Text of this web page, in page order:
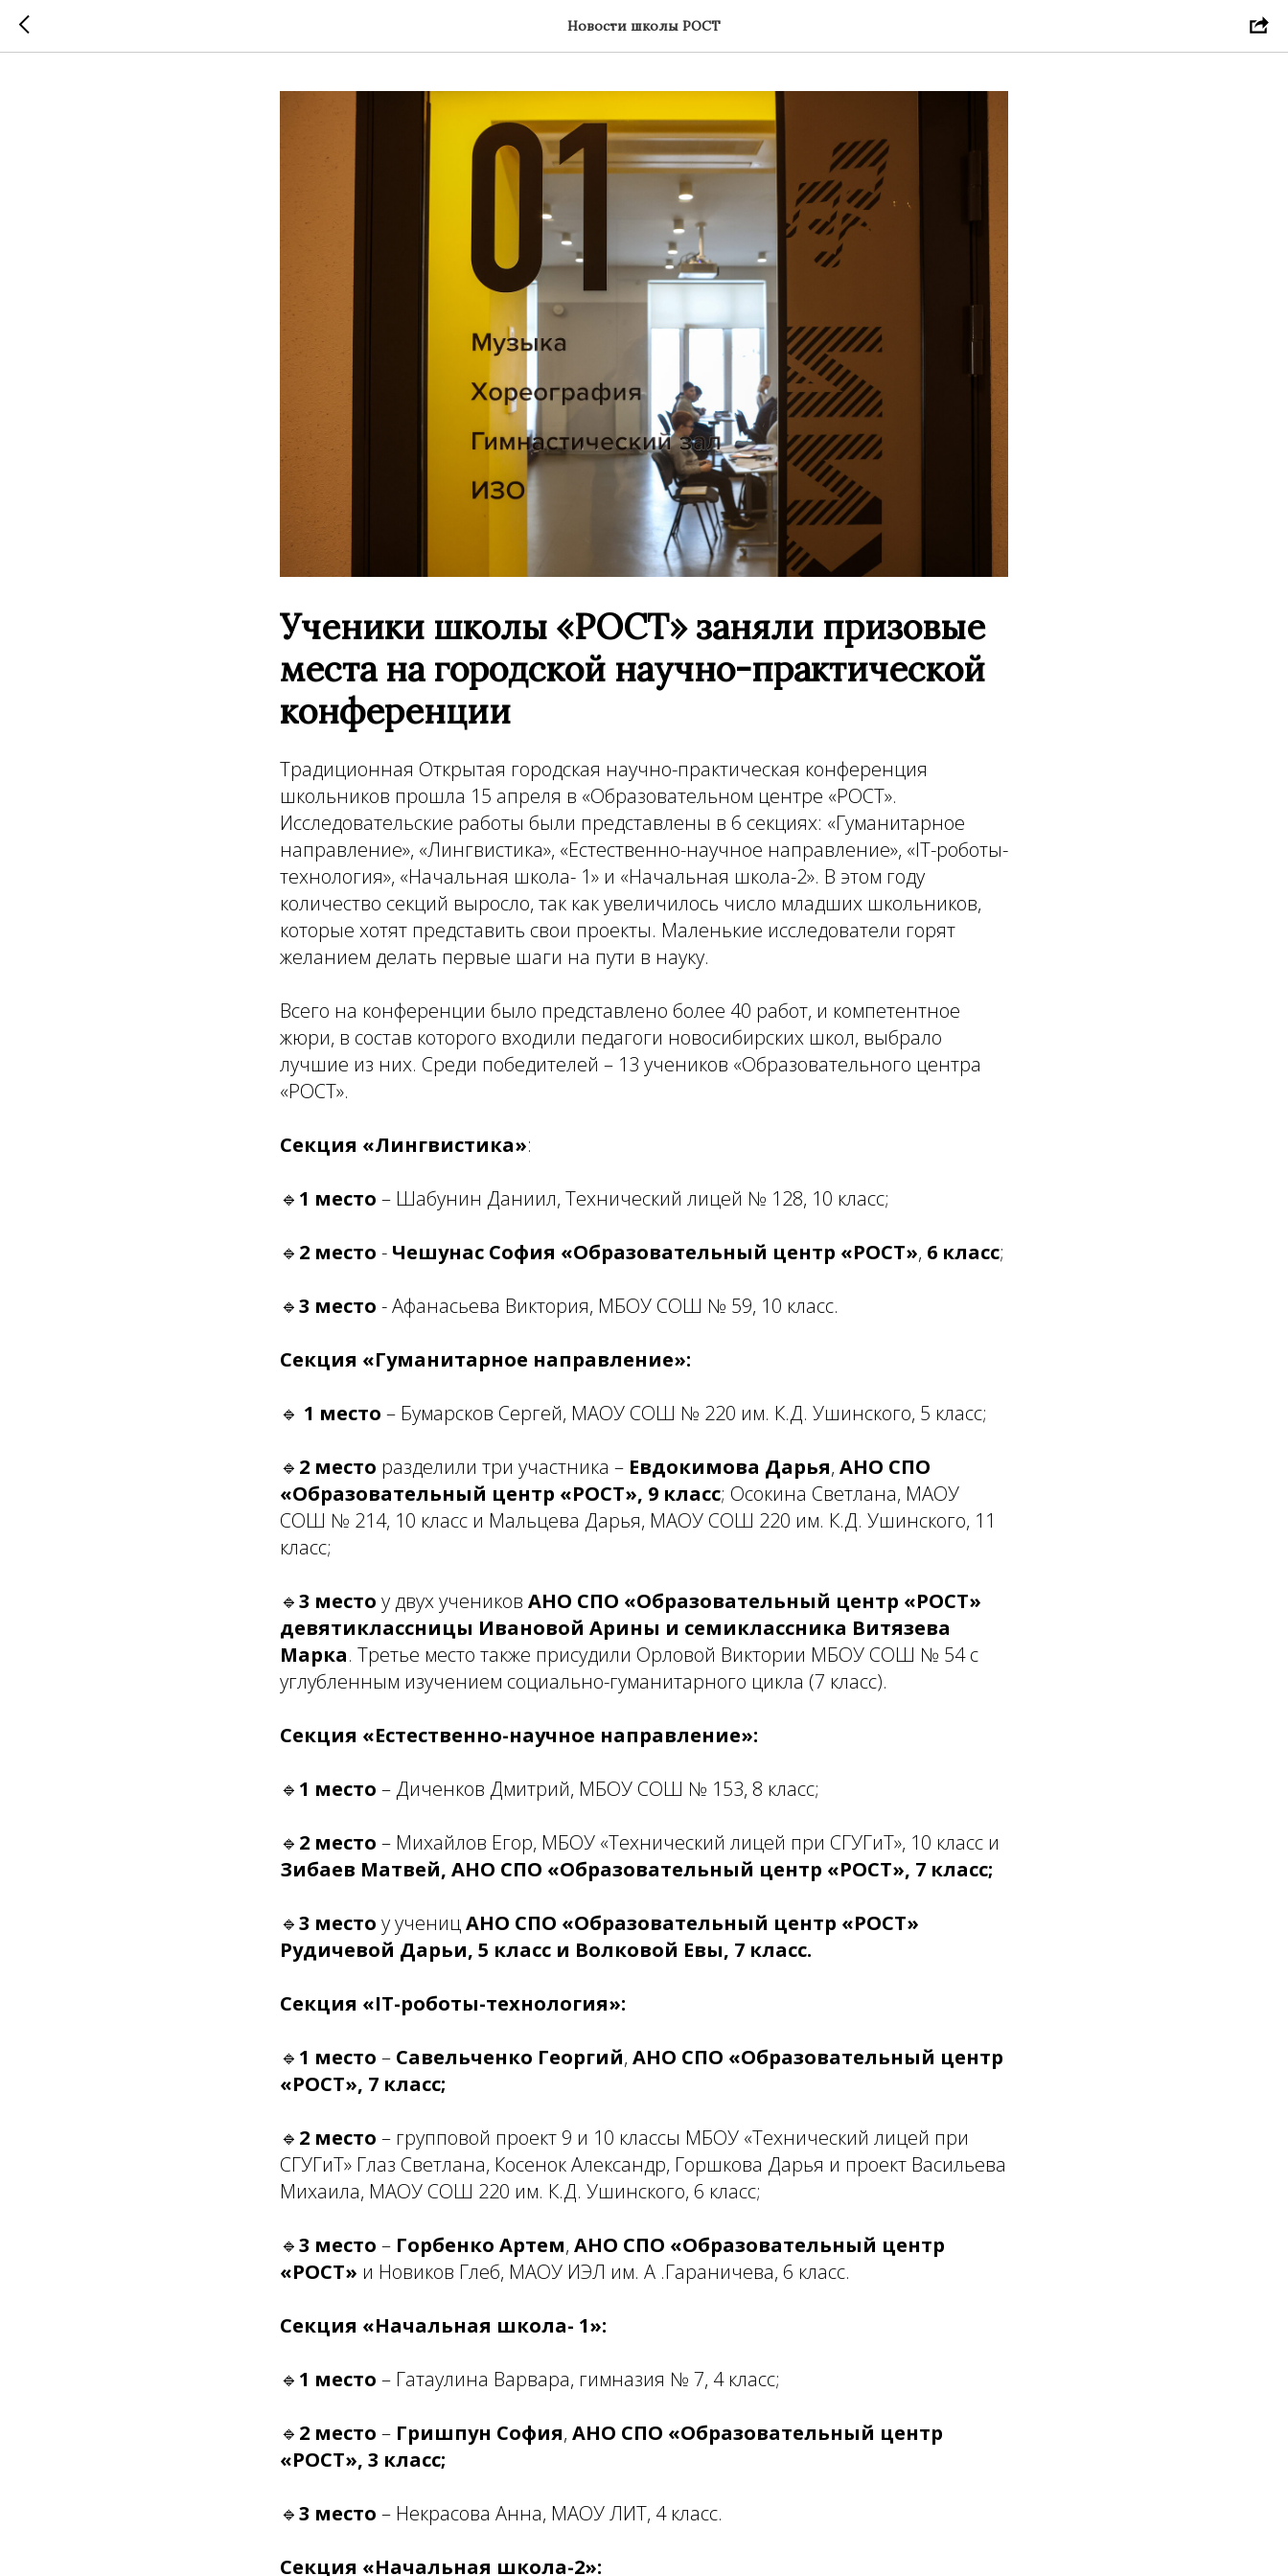
Новости школы РОСТ
Ученики школы «РОСТ» заняли призовые
места на городской научно-практической
конференции
Традиционная Открытая городская научно-практическая конференция
школьников прошла 15 апреля в «Образовательном центре «РОСТ».
Исследовательские работы были представлены в 6 секциях: «Гуманитарное
направление», «Лингвистика», «Естественно-научное направление», «IT-роботы-
технология», «Начальная школа- 1» и «Начальная школа-2». В этом году
количество секций выросло, так как увеличилось число младших школьников,
которые хотят представить свои проекты. Маленькие исследователи горят
желанием делать первые шаги на пути в науку.
Всего на конференции было представлено более 40 работ, и компетентное
жюри, в состав которого входили педагоги новосибирских школ, выбрало
лучшие из них. Среди победителей – 13 учеников «Образовательного центра
«РОСТ».
Секция «Лингвистика»:
🔹 1 место – Шабунин Даниил, Технический лицей № 128, 10 класс;
🔹 2 место - Чешунас София «Образовательный центр «РОСТ», 6 класс;
🔹3 место - Афанасьева Виктория, МБОУ СОШ № 59, 10 класс.
Секция «Гуманитарное направление»:
🔹 1 место – Бумарсков Сергей, МАОУ СОШ № 220 им. К.Д. Ушинского, 5 класс;
🔹 2 место разделили три участника – Евдокимова Дарья, АНО СПО
«Образовательный центр «РОСТ», 9 класс; Осокина Светлана, МАОУ
СОШ № 214, 10 класс и Мальцева Дарья, МАОУ СОШ 220 им. К.Д. Ушинского, 11
класс;
🔹3 место у двух учеников АНО СПО «Образовательный центр «РОСТ»
девятиклассницы Ивановой Арины и семиклассника Витязева
Марка. Третье место также присудили Орловой Виктории МБОУ СОШ № 54 с
углубленным изучением социально-гуманитарного цикла (7 класс).
Секция «Естественно-научное направление»:
🔹 1 место – Диченков Дмитрий, МБОУ СОШ № 153, 8 класс;
🔹 2 место – Михайлов Егор, МБОУ «Технический лицей при СГУГиТ», 10 класс и
Зибаев Матвей, АНО СПО «Образовательный центр «РОСТ», 7 класс;
🔹3 место у ученицАНО СПО «Образовательный центр «РОСТ»
Рудичевой Дарьи, 5 класс и Волковой Евы, 7 класс.
Секция «IT-роботы-технология»:
🔹 1 место – Савельченко Георгий, АНО СПО «Образовательный центр
«РОСТ», 7 класс;
🔹 2 место – групповой проект 9 и 10 классы МБОУ «Технический лицей при
СГУГиТ» Глаз Светлана, Косенок Александр, Горшкова Дарья и проект Васильева
Михаила, МАОУ СОШ 220 им. К.Д. Ушинского, 6 класс;
🔹3 место – Горбенко Артем, АНО СПО «Образовательный центр
«РОСТ» и Новиков Глеб, МАОУ ИЭЛ им. А .Гараничева, 6 класс.
Секция «Начальная школа- 1»:
🔹 1 место – Гатаулина Варвара, гимназия № 7, 4 класс;
🔹 2 место – Гришпун София, АНО СПО «Образовательный центр
«РОСТ», 3 класс;
🔹3 место – Некрасова Анна, МАОУ ЛИТ, 4 класс.
Секция «Начальная школа-2»: